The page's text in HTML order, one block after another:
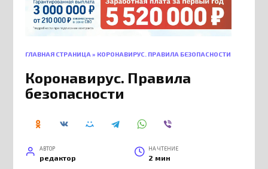
ГЛАВНАЯ СТРАНИЦА » КОРОНАВИРУС. ПРАВИЛА БЕЗОПАСНОСТИ
Коронавирус. Правила
безопасности
АВТОР
редактор
НА ЧТЕНИЕ
2 мин